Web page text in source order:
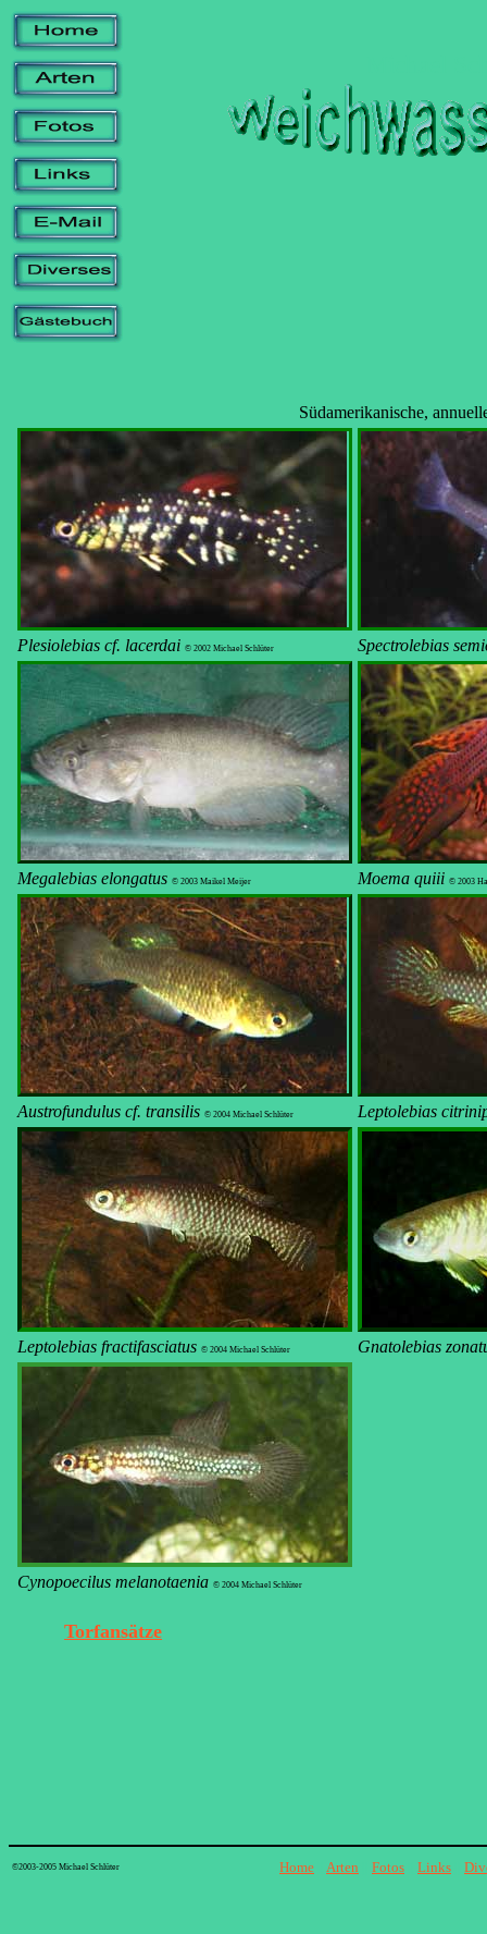
Südamerikanische, annuelle
Plesiolebias cf. lacerdai © 2002 Michael Schlüter Spectrolebias
Megalebias elongatus © 2003 Maikel Meijer Moema quiii © 2003
Austrofundulus cf. transilis © 2004 Michael Schlüter Leptolebias
Leptolebias fractifasciatus © 2004 Michael Schlüter Gnatolebias
Cynopoecilus melanotaenia © 2004 Michael Schlüter
Torfansätze
©2003-2005 Michael Schlüter Home Arten Fotos Links